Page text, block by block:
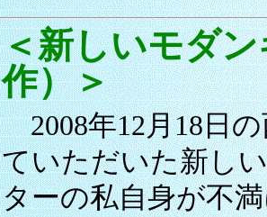
＜新しいモダン
作）＞
2008年12月18日の
ていただいた新し
ターの私自身が不